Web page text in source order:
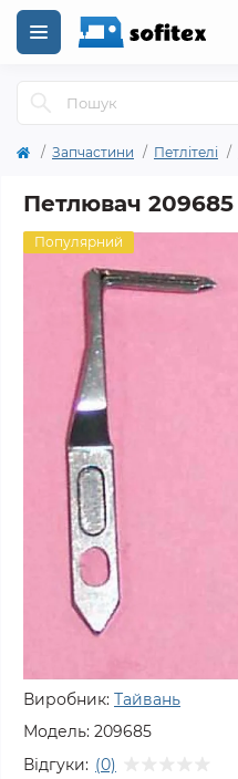
Запчастини Петлітелі
Петлювач
Популярний
Виробник: Тайвань
Модель: 209685
Відгуки: (0)